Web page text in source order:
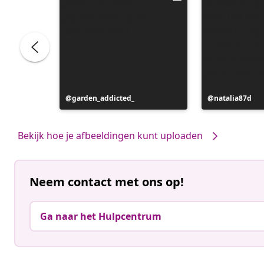
Bericht
gepubliceerd
garden_addicted_
Bericht
gepubliceerd
natalia87d
Bekijk hoe je afbeeldingen kunt uploaden
Neem contact met ons op!
Ga naar het Hulpcentrum